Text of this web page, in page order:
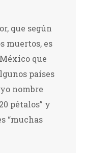
que según
muertos, es
que
países
nombre
pétalos” y
“muchas